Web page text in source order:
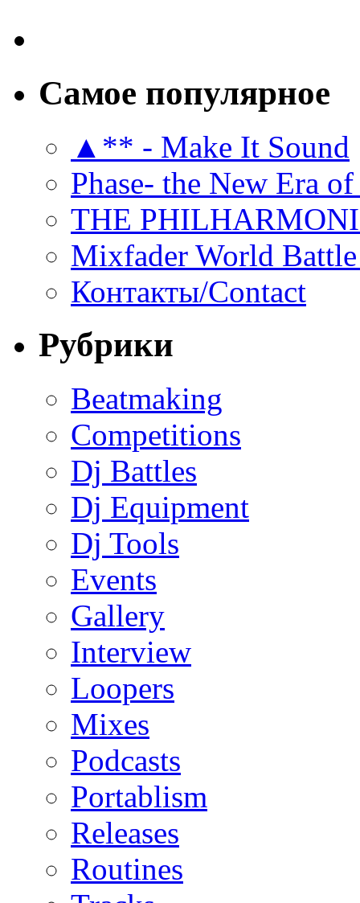
Самое популярное
▲** - Make It Sound
Phase- the New Era
THE
Mixfader World
Контакты/Contact
Рубрики
Beatmaking
Competitions
Dj Battles
Dj Equipment
Dj Tools
Events
Gallery
Interview
Loopers
Mixes
Podcasts
Portablism
Releases
Routines